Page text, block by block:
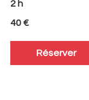
2 h
euros
40 €
Réserver